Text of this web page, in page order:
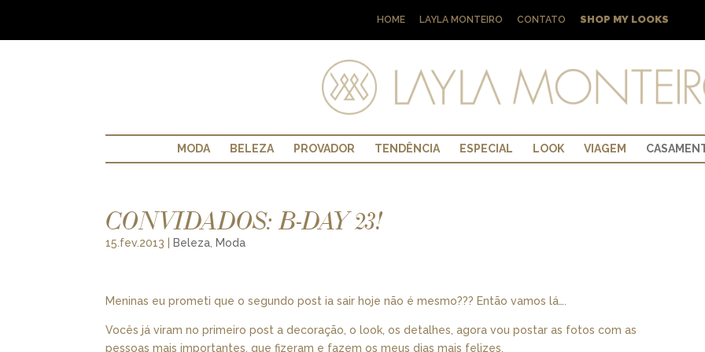
HOME LAYLA MONTEIRO CONTATO SHOP MY LOOKS
MODA BELEZA PROVADOR TENDÊNCIA ESPECIAL LOOK VIAGEM
CONVIDADOS: B-DAY 23!
15.fev.2013 Beleza, Moda
Meninas eu prometi que o segundo post ia sair hoje não é mesmo??? Então vamos lá….
Vocês já viram no primeiro post a decoração, o look, os detalhes, agora vou postar as fotos com as
pessoas mais importantes, que fizeram e fazem os meus dias mais felizes.